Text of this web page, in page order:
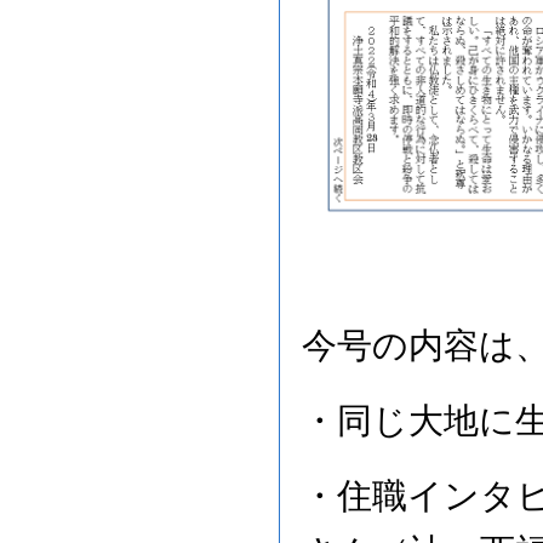
今号の内容は
・同じ大地に
・住職イン